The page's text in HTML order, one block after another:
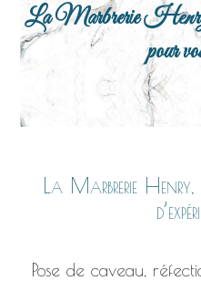
La Marbrerie Henry
pour
La Marbrerie
Pose de caveau,